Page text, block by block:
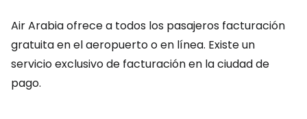
Air Arabia ofrece a todos los pasajeros facturación
gratuita en el aeropuerto o en línea. Existe un
servicio exclusivo de facturación en la ciudad de
pago.